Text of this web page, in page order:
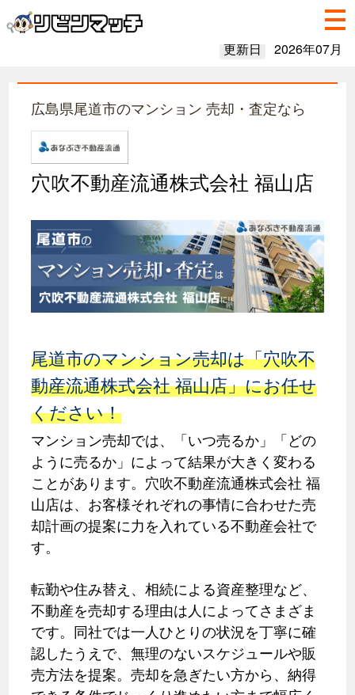
更新日 2026年07月
広島県尾道市のマンション 売却・査定なら
穴吹不動産流通株式会社 福山店
尾道市のマンション売却は「穴吹不
動産流通株式会社 福山店」にお任せ
ください！
マンション売却では、「いつ売るか」「どの
ように売るか」によって結果が大きく変わる
ことがあります。穴吹不動産流通株式会社 福
山店は、お客様それぞれの事情に合わせた売
却計画の提案に力を入れている不動産会社で
す。
転勤や住み替え、相続による資産整理など、
不動産を売却する理由は人によってさまざま
です。同社では一人ひとりの状況を丁寧に確
認したうえで、無理のないスケジュールや販
売方法を提案。売却を急ぎたい方から、納得